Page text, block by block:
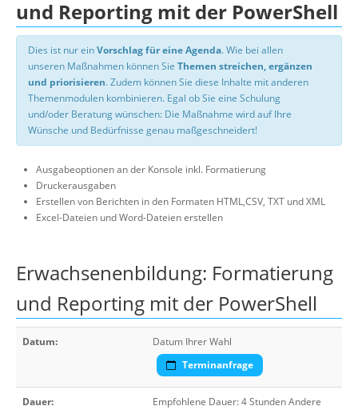
und Reporting mit der PowerShell
Dies ist nur einVorschlag für eine Agenda. Wie bei allen
unseren Maßnahmen können Sie Themen streichen, ergänzen
und priorisieren. Zudem können Sie diese Inhalte mit anderen
Themenmodulen kombinieren. Egal ob Sie eine Schulung
und/oder Beratung wünschen: Die Maßnahme wird auf Ihre
Wünsche und Bedürfnisse genau maßgeschneidert!
Ausgabeoptionen an der Konsole inkl. Formatierung
Druckerausgaben
Erstellen von Berichten in den Formaten HTML,CSV, TXT und XML
Excel-Dateien und Word-Dateien erstellen
Erwachsenenbildung: Formatierung
und Reporting mit der PowerShell
Datum:
Datum Ihrer Wahl
Terminanfrage
Dauer:
Empfohlene Dauer: 4 Stunden Andere